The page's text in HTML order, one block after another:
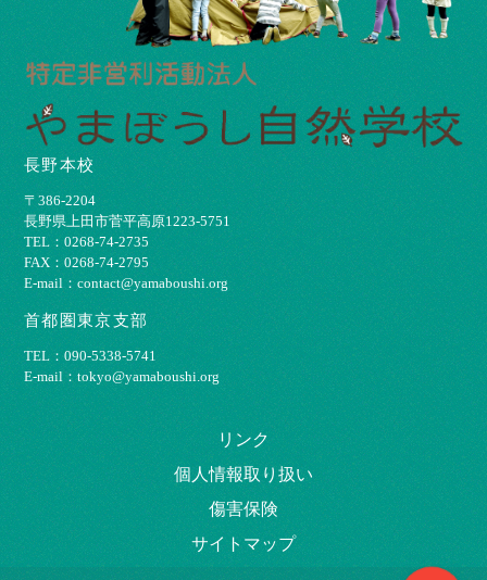
長野本校
〒386-2204
⻑野県上⽥市菅平⾼原1223-5751
TEL：0268-74-2735
FAX：0268-74-2795
E-mail：contact@yamaboushi.org
首都圏東京支部
TEL：090-5338-5741
E-mail：tokyo@yamaboushi.org
リンク
個⼈情報取り扱い
傷害保険
サイトマップ